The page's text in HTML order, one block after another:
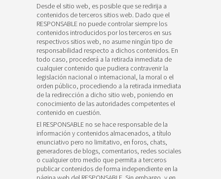
Desde el sitio web, es posible que se redirija a
contenidos de terceros sitios web. Dado que el
RESPONSABLE no puede controlar siempre los
contenidos introducidos por los terceros en sus
respectivos sitios web, no asume ningún tipo de
responsabilidad respecto a dichos contenidos. En
todo caso, procederá a la retirada inmediata de
cualquier contenido que pudiera contravenir la
legislación nacional o internacional, la moral o el
orden público, procediendo a la retirada inmediata
de la redirección a dicho sitio web, poniendo en
conocimiento de las autoridades competentes el
contenido en cuestión.
El RESPONSABLE no se hace responsable de la
información y contenidos almacenados, a título
enunciativo pero no limitativo, en foros, chats,
generadores de blogs, comentarios, redes sociales
o cualquier otro medio que permita a terceros
publicar contenidos de forma independiente en la